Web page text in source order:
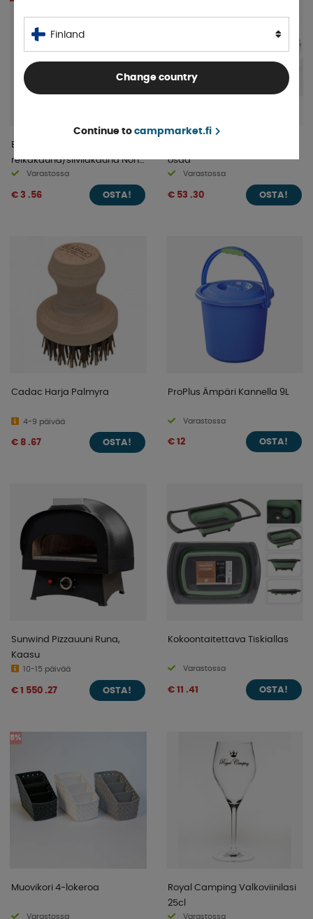
Brabantia Black Line
reikäkauha/siiviläkauha Non-
StickVarastossa
€ 3 .56 OSTA!
osaa
Varastossa
€ 53 .30 OSTA!
Cadac Harja Palmyra
4-9 päivää
€ 8 .67 OSTA!
ProPlus Ämpäri Kannella 9L
Varastossa
€ 12 OSTA!
Sunwind Pizzauuni Runa,
Kaasu
10-15 päivää
€ 1 550 .27 OSTA!
Kokoontaitettava Tiskiallas
Varastossa
€ 11 .41 OSTA!
5%
Muovikori 4-lokeroa
Varastossa
Royal Camping Valkoviinilasi
25cl
Varastossa
Finland
Change country
Continue to campmarket.fi